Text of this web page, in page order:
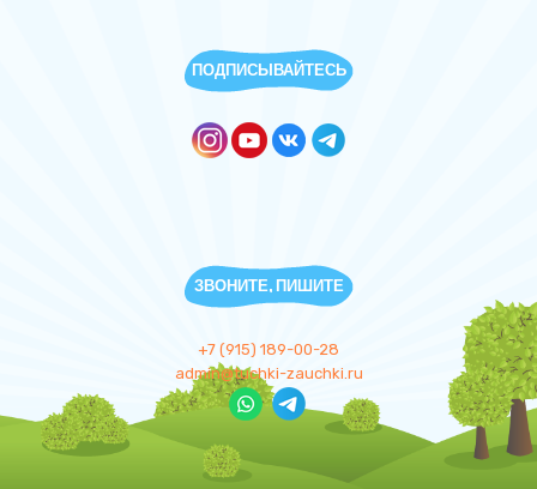
ПОДПИСЫВАЙТЕСЬ
ЗВОНИТЕ, ПИШИТЕ
+7 (915) 189-00-28
admin@tuchki-zauchki.ru